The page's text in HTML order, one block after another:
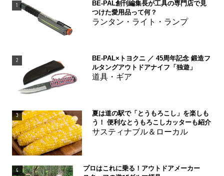
1
BE-PAL創刊編集長が工具の専門店で見
つけた愛用品って何？
ランタン・ライト・ランプ
2
BE-PAL×トヨクニ ／ 45周年記念 鍛造フ
ルタングアウトドアナイフ「独遊」
道具・ギア
3
夏は道の駅で「とうもろこし」を楽しも
う！ 便利なとうもろこしカッターも紹介
サスティナブル＆ローカル
4
プロはこれに乗る！アウトドアメーカー